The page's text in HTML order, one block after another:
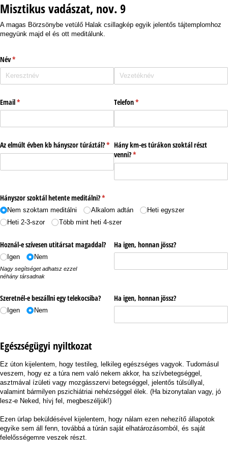
Misztikus vadászat, nov. 9
A magas Börzsönybe vetülő Halak csillagkép egyik jelentős tájtemplomhoz
megyünk majd el és ott meditálunk.
Név*
(megadása kötelező)
Email*
(megadása kötelező) Telefon*
(megadása kötelező)
Az elmúlt évben kb hányszor túráztál?*
(megadása kötelező)
Hány km-es túrákon szoktál részt
venni?*
(megadása kötelező)
Hányszor szoktál hetente meditálni?*
(megadása kötelező)
Nem szoktam meditálni Alkalom adtán
Heti egyszer
Heti 2-3-szor
Több mint heti 4-szer
Hoznál-e szívesen utitársat magaddal?
Igen Nem
Nagy segítséget adhatsz ezzel
néhány társadnak
Ha igen, honnan jössz?
Szeretnél-e beszállni egy telekocsiba?
Igen Nem
Ha igen, honnan jössz?
Egészségügyi nyiltkozat
Ez úton kijelentem, hogy testileg, lelkileg egészséges vagyok. Tudomásul
veszem, hogy ez a túra nem való nekem akkor, ha szívbetegséggel,
asztmával ízületi vagy mozgásszervi betegséggel, jelentős túlsúllyal,
valamint bármilyen pszichiátriai nehézséggel élek. (Ha bizonytalan vagy, jó
lesz-e Neked, hívj fel, megbeszéljük!)
Ezen ürlap beküldésével kijelentem, hogy nálam ezen nehezítő állapotok
egyike sem áll fenn, továbbá a túrán saját elhatározásomból, és saját
felelősségemre veszek részt.